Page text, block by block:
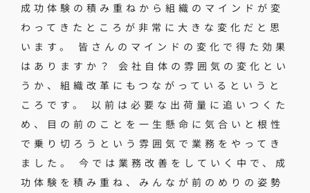
成功体験の積み重ねから組織のマインドが変
わってきたところが非常に大きな変化だと思
います。 皆さんのマインドの変化で得た効果
はありますか？ 会社自体の雰囲気の変化とい
うか、組織改革にもつながっているというと
ころです。 以前は必要な出荷量に追いつくた
め、目の前のことを一生懸命に気合いと根性
で乗り切ろうという雰囲気で業務をやってき
ました。 今では業務改善をしていく中で、成
功体験を積み重ね、みんなが前のめりの姿勢